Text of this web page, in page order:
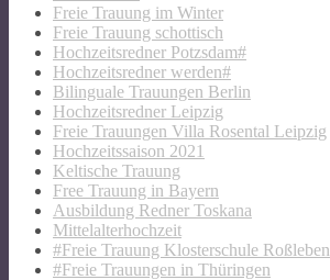
Freie Trauung im Winter
Freie Trauung schottisch
Hochzeitsredner Potzsdam#
Hochzeitsredner werden#
Bilinguale Trauungen Berlin
Hochzeitsredner Leipzig
Freie Trauungen Villa Rosental Leipzig
Hochzeitssaison 2021
Keltische Trauung
Free Trauung in Bayern
Ausbildung Redner Toskana
Mittelalterhochzeit
#Freie Trauung Klosterschule Roßleben
#Freie Trauungen in Thüringen